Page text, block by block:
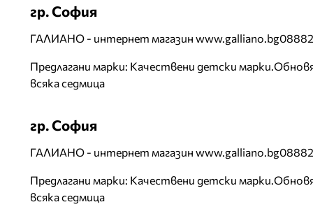
гр. София
ГАЛИАНО - интернет магазин
Предлагани марки: Качествени детски
всяка седмица
гр. София
ГАЛИАНО - интернет магазин
Предлагани марки: Качествени детски
всяка седмица